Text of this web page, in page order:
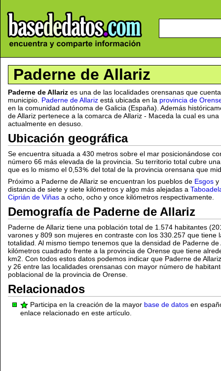
Paderne de Allariz
Paderne de Allariz es una de las localidades orensanas que
municipio. Paderne de Allariz está ubicada en la provincia de
en la comunidad autónoma de Galicia (España). Además
de Allariz pertenece a la comarca de Allariz - Maceda la cual es
actualmente en desuso.
Ubicación geográfica
Se encuentra situada a 430 metros sobre el mar posicionándose
número 66 más elevada de la provincia. Su territorio total cubre
que es lo mismo el 0,53
del total de la provincia orensana que
Próximo a Paderne de Allariz se encuentran los pueblos de Esgos y
distancia de siete y siete kilómetros y algo más alejadas a
Ciprián de Viñas a ocho, ocho y once kilómetros respectivamente.
Demografía de Paderne de Allariz
Paderne de Allariz tiene una población total de 1.574 habitantes
varones y 809 son mujeres en contraste con los 330.257 que tiene
totalidad. Al mismo tiempo tenemos que la densidad de Paderne
kilómetros cuadrado frente a la provincia de Orense que tiene
km2. Con todos estos datos podemos indicar que Paderne de
y 26 entre las localidades orensanas con mayor número de
poblacional de la provincia de Orense.
Relacionados
Participa en la creación de la mayor base de datos en
enlace relacionado en este artículo.